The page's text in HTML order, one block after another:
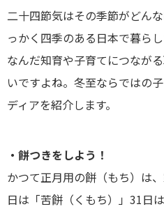
二十四節気はその季節がどん
っかく四季のある日本で暮ら
なんだ知育や子育てにつなが
いですよね。冬至ならではの
ディアを紹介します。
・餅つきをしよう！
かつて正月用の餅（もち）は
日は「苦餅（くもち）」31日